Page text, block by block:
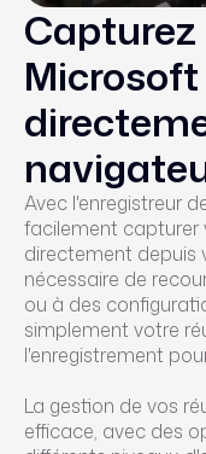
Capturez
Avec l'enregistreur
facilement capturer
directement depuis
nécessaire de
ou à des
simplement votre
l'enregistrement
La gestion de vos
efficace, avec des